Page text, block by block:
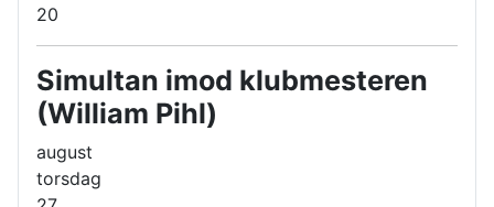
20
Simultan imod klubmesteren
(William Pihl)
august
torsdag